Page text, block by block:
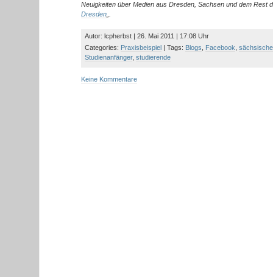
Neuigkeiten über Medien aus Dresden, Sachsen und dem Rest
Dresden
Autor: lcpherbst | 26. Mai 2011 | 17:08 Uhr
Categories: Praxisbeispiel | Tags: Blogs Facebook ,
Studienanfänger,studierende
Keine Kommentare